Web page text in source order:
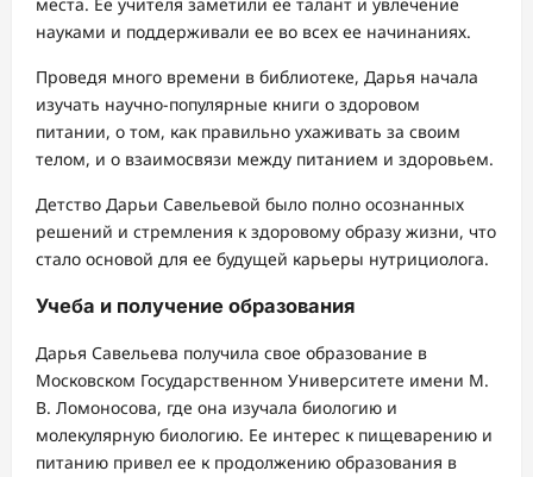
науками и поддерживали ее во всех ее начинаниях.
Проведя много времени в библиотеке, Дарья начала
изучать научно-популярные книги о здоровом
питании, о том, как правильно ухаживать за своим
телом, и о взаимосвязи между питанием и здоровьем.
Детство Дарьи Савельевой было полно осознанных
решений и стремления к здоровому образу жизни, что
стало основой для ее будущей карьеры нутрициолога.
Учеба и получение образования
Дарья Савельева получила свое образование в
Московском Государственном Университете имени М.
В. Ломоносова, где она изучала биологию и
молекулярную биологию. Ее интерес к пищеварению и
питанию привел ее к продолжению образования в